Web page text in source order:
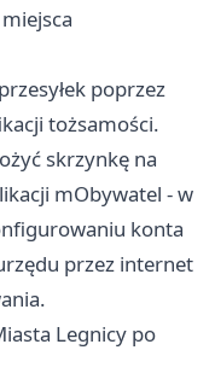
poprzez
tożsamości.
skrzynkę na
mObywatel - w
konta
przez internet
Legnicy po